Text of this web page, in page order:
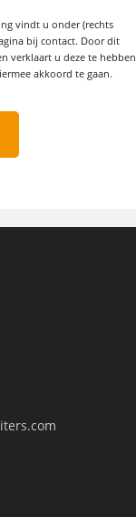
vindt u onder (rechts
bij contact. Door dit
verklaart u deze te hebben
akkoord te gaan.